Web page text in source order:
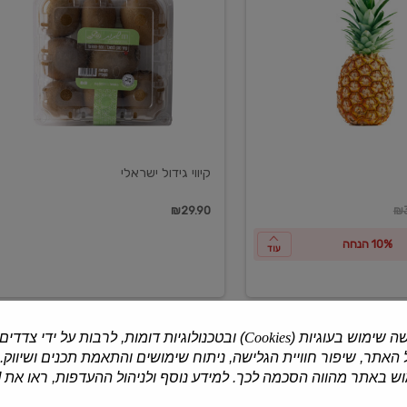
10% הנחה עוד
קיווי גידול ישראלי
₪29.90
למוצרים נוספים
שימוש בעוגיות (Cookies) ובטכנולוגיות דומות, לרבות על ידי
האתר, שיפור חוויית הגלישה, ניתוח שימושים והתאמת תכנים ושיווק.
באתר מהווה הסכמה לכך. למידע נוסף ולניהול ההעדפות, ראו את